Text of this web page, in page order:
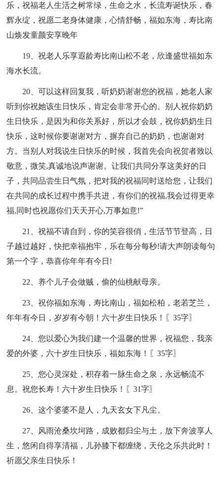
乐，祝福老人生活之树常绿，生命之水，长流寿诞快乐，春
辉永绽，祝愿二老身体健康，心情舒畅，福如东海，寿比南
山焕发童颜安享晚年
19、祝老人乐享遐龄寿比南山松不老，欣逢盛世福如东
海水长流。
20、可以这样回复我，听奶奶谢谢您的祝福，她老人家
听到你祝她该生日快乐，肯定会非常开心的。别人祝你奶奶
生日快乐，是因为和你关系好，所以才会鼓，祝你奶奶生日
快乐，这时候你要谢谢对方，摒弃自己的奶奶，也谢谢对
方。当别人对我说生日快乐的时候，我首先会向祝贺者致以
敬意，微笑,真诚地说声谢谢。让我们共同分享这美好的日
子，共同品尝生日气氛，把对我的祝福同时送给您，让我们
在共同的成长过程中携手共进，有你们的祝福,我会过得更幸
福,同时也祝愿你们天天开心,万事如意!”
21、祝福不请自到，你的笑容很俏，生活节节登高，日
子越过越好，快把幸福抱牢，乐在每分每秒!请大声朗读每句
第一个字，恭喜你年年有今日!
22、养个儿子会做贼，偷的仙桃献母亲。
23、祝你福如东海，寿比南山，福如松柏，老若芝兰，
年年有今日，岁岁有今朝！六十岁生日快乐！〖35字〗
24、您以爱心为我们建一个温馨的世界，祝福您，我亲
爱的外婆，六十岁生日快乐，福如东海！〖35字〗
25、您心灵深处，积存着一脉生命之泉，永远畅流不
息。祝您长寿！六十岁生日快乐！〖31字〗
26、这个婆婆不是人，九天玄女下凡尘。
27、风雨沧桑坎坷路，成败都归尘与土，放下奔波享人
生，悠闲自得享清福，儿孙膝下都缠绕，天伦之乐共此时！
祈愿父亲生日快乐！